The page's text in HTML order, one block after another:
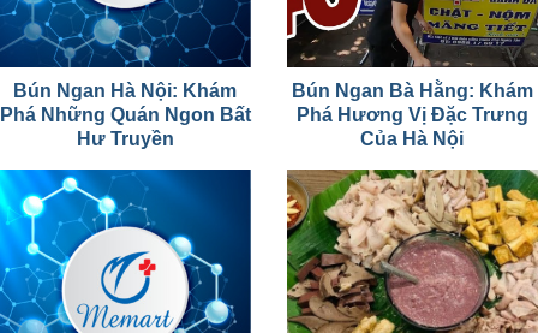
Bún Ngan Hà Nội: Khám
Phá Những Quán Ngon Bất
Hư Truyền
Bún Ngan Bà Hằng: Khám
Phá Hương Vị Đặc Trưng
Của Hà Nội